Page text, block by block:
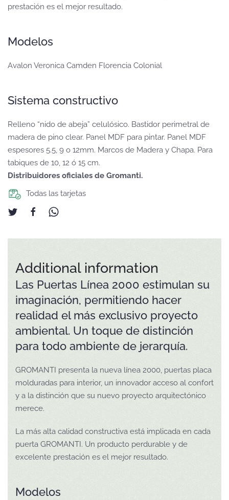
prestación es el mejor resultado.
Modelos
Avalon Veronica Camden Florencia Colonial
Sistema constructivo
Relleno “nido de abeja” celulósico. Bastidor perimetral de
madera de pino clear. Panel MDF para pintar. Panel MDF
espesores 5.5, 9 o 12mm. Marcos de Madera y Chapa. Para
tabiques de 10, 12 ó 15 cm.
Distribuidores oficiales de Gromanti.
Todas las tarjetas
Additional information
Las Puertas Línea 2000 estimulan su
imaginación, permitiendo hacer
realidad el más exclusivo proyecto
ambiental. Un toque de distinción
para todo ambiente de jerarquía.
GROMANTI presenta la nueva línea 2000, puertas placa
molduradas para interior, un innovador acceso al confort
y a la distinción que su nuevo proyecto arquitectónico
merece.
La más alta calidad constructiva está implicada en cada
puerta GROMANTI. Un producto perdurable y de
excelente prestación es el mejor resultado.
Modelos